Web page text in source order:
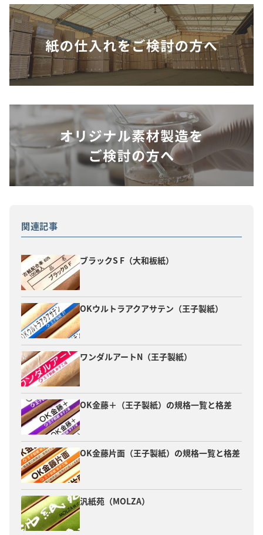
関連記事
ブラックS F（大和板紙）
OKウルトラアクアサテン（王子製紙）
ワンダルアートN（王子製紙）
OK金藤＋（王子製紙）の規格一覧と格差
OK金藤片面（王子製紙）の規格一覧と格差
汎紙苑（MOLZA）